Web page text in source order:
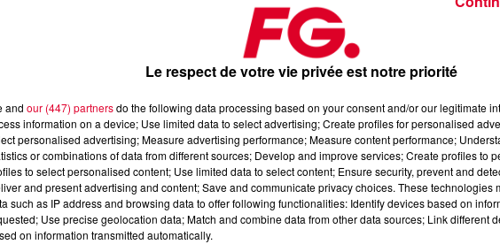
friquée se presse devant le Studio 54
– le club select par excellence -
de lui. Alternative au m’as-tu vu de l’époque, le club propose 2
latino, marginaux (ce qui dans l’Amérique des années 80 restait rare), et
au monde, au centre de l’attention, devant la foule – jusque-là, on le
par des morceaux commeLoleatta Hollowayavec «Sensation».
Le respect de votre vie privée est notre priorité
and our (447) partnersdo the following data processing based on your consent and/or our legitimate
information on a device; Use limited data to select advertising; Create profiles for personalised
personalised advertising; Measure advertising performance; Measure content performance;
or combinations of data from different sources; Develop and improve services; Create profiles to
to select personalised content; Use limited data to select content; Ensure security, prevent and
and present advertising and content; Save and communicate privacy choices. These technologies
such as IP address and browsing data to offer following functionalities: Identify devices based on
Use precise geolocation data; Match and combine data from other data sources; Link different
on information transmitted automatically.